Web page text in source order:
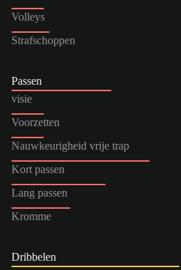
Volleys
Strafschoppen
Passen
visie
Voorzetten
Nauwkeurigheid vrije trap
Kort passen
Lang passen
Kromme
Dribbelen